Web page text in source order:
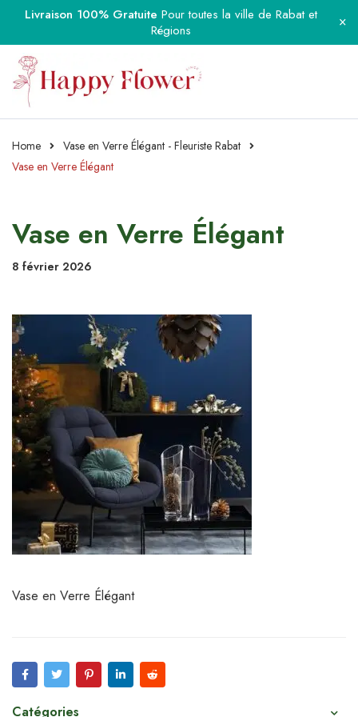
Livraison 100% Gratuite Pour toutes la ville de Rabat et
Régions
Home
Vase en Verre Élégant - Fleuriste Rabat
Vase en Verre Élégant
Vase en Verre Élégant
8 février 2026
Vase en Verre Élégant
Catégories